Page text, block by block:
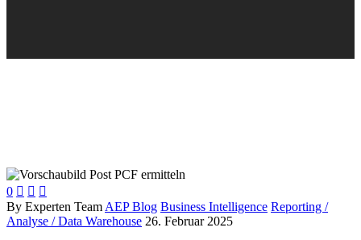
0   
By Experten Team AEP Blog Business Intelligence Reporting /
Analyse / Data Warehouse 26. Februar 2025